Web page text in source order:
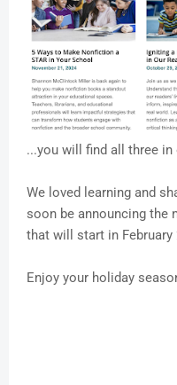
...you will find all three
We loved learning and
soon be announcing the
that will start in February
Enjoy your holiday